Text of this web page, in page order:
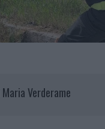
Maria Verderame